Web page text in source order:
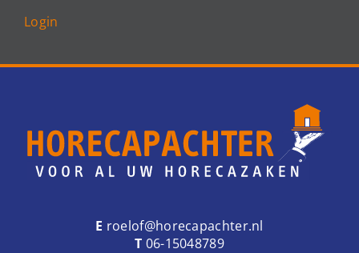
Login
E roelof@horecapachter.nl
T 06-15048789